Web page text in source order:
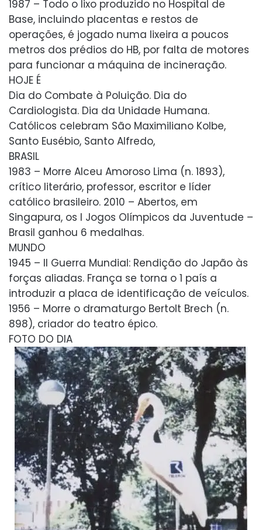
1987 – Todo o lixo produzido no Hospital de
Base, incluindo placentas e restos de
operações, é jogado numa lixeira a poucos
metros dos prédios do HB, por falta de motores
para funcionar a máquina de incineração.
HOJE É
Dia do Combate à Poluição. Dia do
Cardiologista. Dia da Unidade Humana.
Católicos celebram São Maximiliano Kolbe,
Santo Eusébio, Santo Alfredo,
BRASIL
1983 – Morre Alceu Amoroso Lima (n. 1893),
crítico literário, professor, escritor e líder
católico brasileiro. 2010 – Abertos, em
Singapura, os I Jogos Olímpicos da Juventude –
Brasil ganhou 6 medalhas.
MUNDO
1945 – II Guerra Mundial: Rendição do Japão às
forças aliadas. França se torna o 1 país a
introduzir a placa de identificação de veículos.
1956 – Morre o dramaturgo Bertolt Brech (n.
898), criador do teatro épico.
FOTO DO DIA